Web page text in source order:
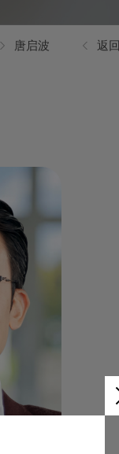
唐启波 返